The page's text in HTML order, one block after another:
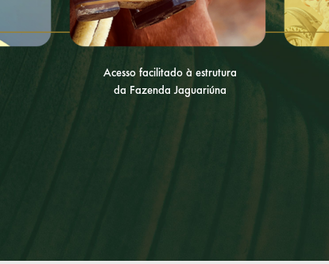
Acesso facilitado à estrutura
da Fazenda Jaguariúna